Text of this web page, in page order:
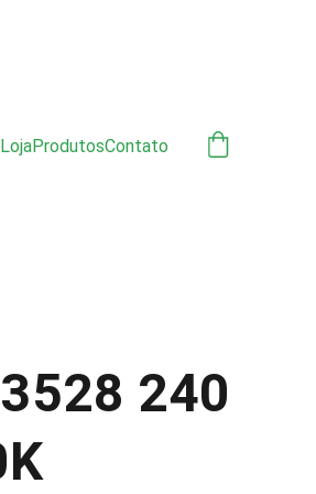
LojaProdutosContato
240